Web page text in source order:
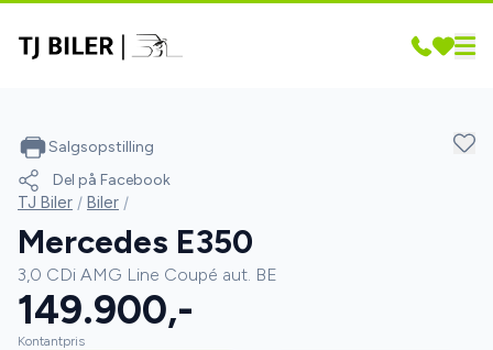
Salgsopstilling
Del på Facebook
TJ Biler / Biler /
Mercedes E350
3,0 CDi AMG Line Coupé aut. BE
149.900,-
Kontantpris